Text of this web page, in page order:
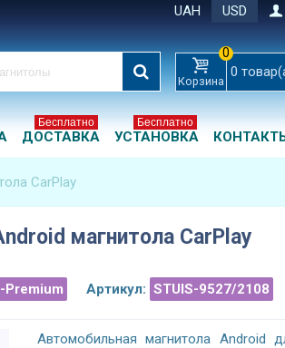
UAH USD
Корзина
0
0
ДОСТАВКА
Бесплатно
УСТАНОВКА
Бесплатно
CarPlay
магнитола CarPlay
Premium Артикул: STUIS-9527/2108
Автомобильная магнитола Android